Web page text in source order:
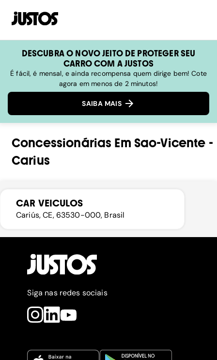
DESCUBRA O NOVO JEITO DE PROTEGER SEU
CARRO COM A JUSTOS
É fácil, é mensal, e ainda recompensa quem dirige bem! Cote
agora em menos de 2 minutos!
SAIBA MAIS
Concessionárias Em Sao-Vicente -
Carius
CAR VEICULOS
Cariús, CE, 63530-000, Brasil
Siga nas redes sociais